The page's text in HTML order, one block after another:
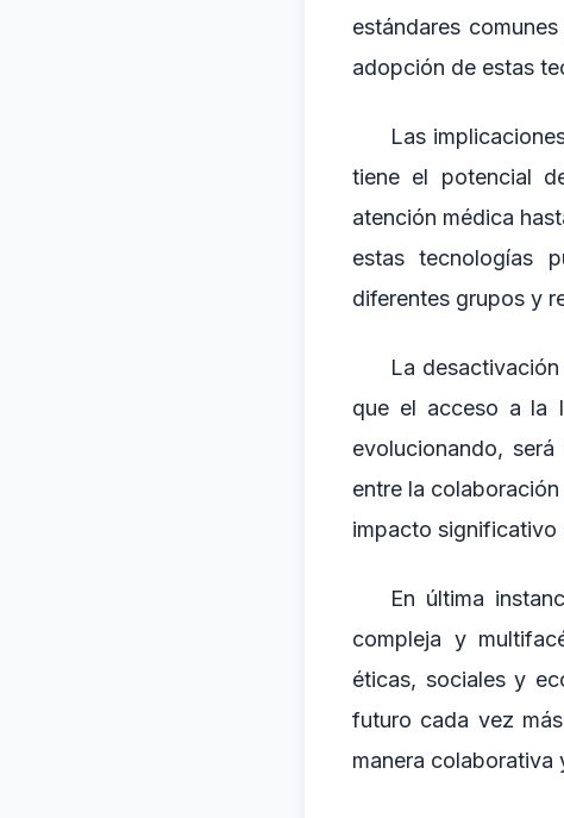
estándares
adopción de estas
Las
tiene el potencial
atención médica
estas tecnologías
diferentes grupos y
La
que el acceso a la
evolucionando,
entre la
impacto significativo
En última
compleja y
éticas, sociales y
futuro cada vez
manera colaborativa